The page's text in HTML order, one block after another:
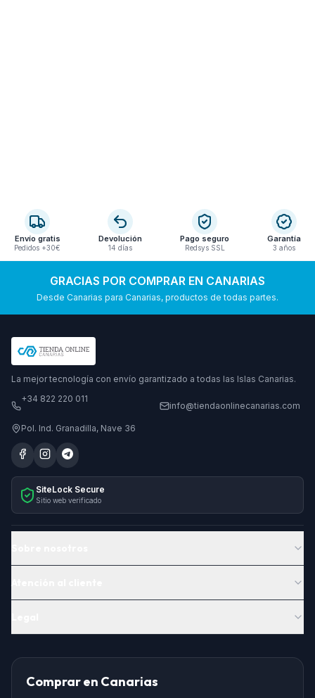
Envío gratis
Pedidos +30€
Devolución
14 días
Pago seguro
Redsys SSL
Garantía
3 años
GRACIAS POR COMPRAR EN CANARIAS
Desde Canarias para Canarias, productos de todas partes.
La mejor tecnología con envío garantizado a todas las Islas Canarias.
+34 822 220 011
info@tiendaonlinecanarias.com
Pol. Ind. Granadilla, Nave 36
SiteLock Secure
Sitio web verificado
Comprar en Canarias